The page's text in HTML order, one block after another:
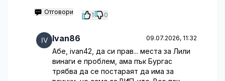
Отговори 1 0
Ivan86 09.07.2026, 11:32
Абе, ivan42, да си прав... места за Лили
винаги е проблем, ама пък Бургас
трябва да се постараят да има за